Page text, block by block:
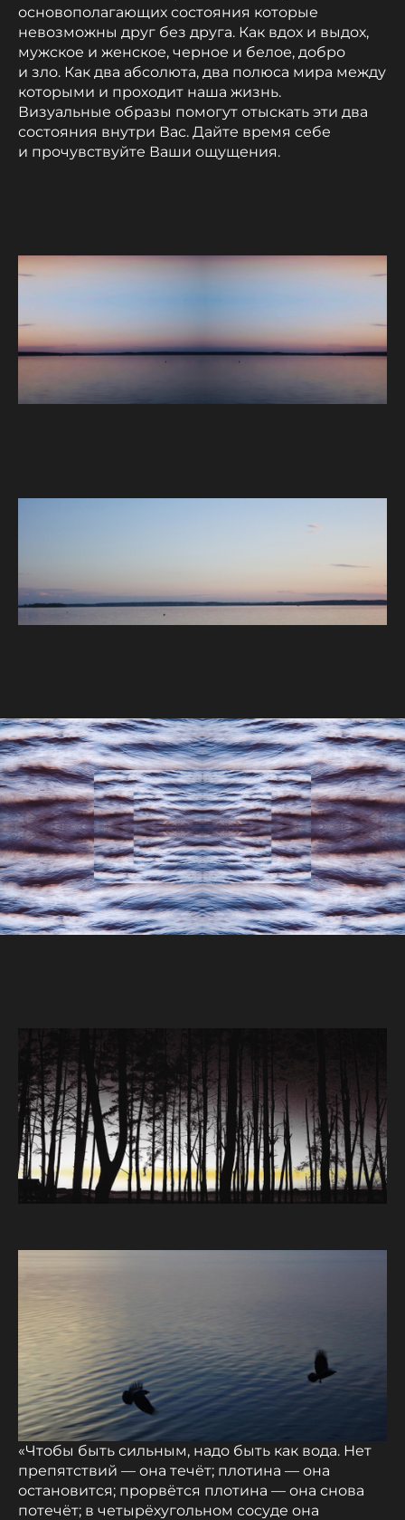
основополагающих состояния которые
невозможны друг без друга. Как вдох и выдох,
мужское и женское, черное и белое, добро
и зло. Как два абсолюта, два полюса мира между
которыми и проходит наша жизнь.
Визуальные образы помогут отыскать эти два
состояния внутри Вас. Дайте время себе
и прочувствуйте Ваши ощущения.
«Чтобы быть сильным, надо быть как вода. Нет
препятствий — она течёт; плотина — она
остановится; прорвётся плотина — она снова
потечёт; в четырёхугольном сосуде она